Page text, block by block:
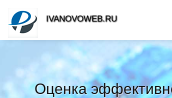
Оценка
IVANOVOWEB.RU